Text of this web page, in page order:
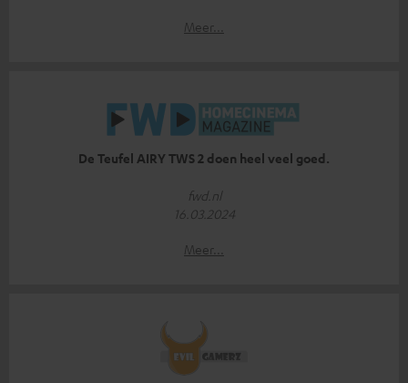
Meer...
De Teufel AIRY TWS 2 doen heel veel goed.
fwd.nl
16.03.2024
Meer...